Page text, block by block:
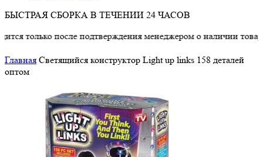
БЫСТРАЯ СБОРКА В ТЕЧЕНИИ 24 ЧАСОВ
только после подтверждения менеджером о наличии товара.
Главная Светящийся конструктор Light up links 158 деталей
оптом